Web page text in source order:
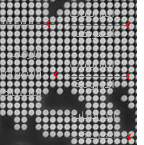
الدراسات
الأمريكية
الدراسات
الأوروبية
الدراسات
العربية
التطرف
الإرهاب
المسلحة